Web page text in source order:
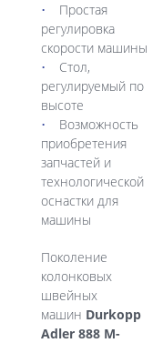
Простая
регулировка
скорости машины
Стол,
регулируемый по
высоте
Возможность
приобретения
запчастей и
технологической
оснастки для
машины
Поколение
колонковых
швейных
машин Durkopp
Adler 888 M-